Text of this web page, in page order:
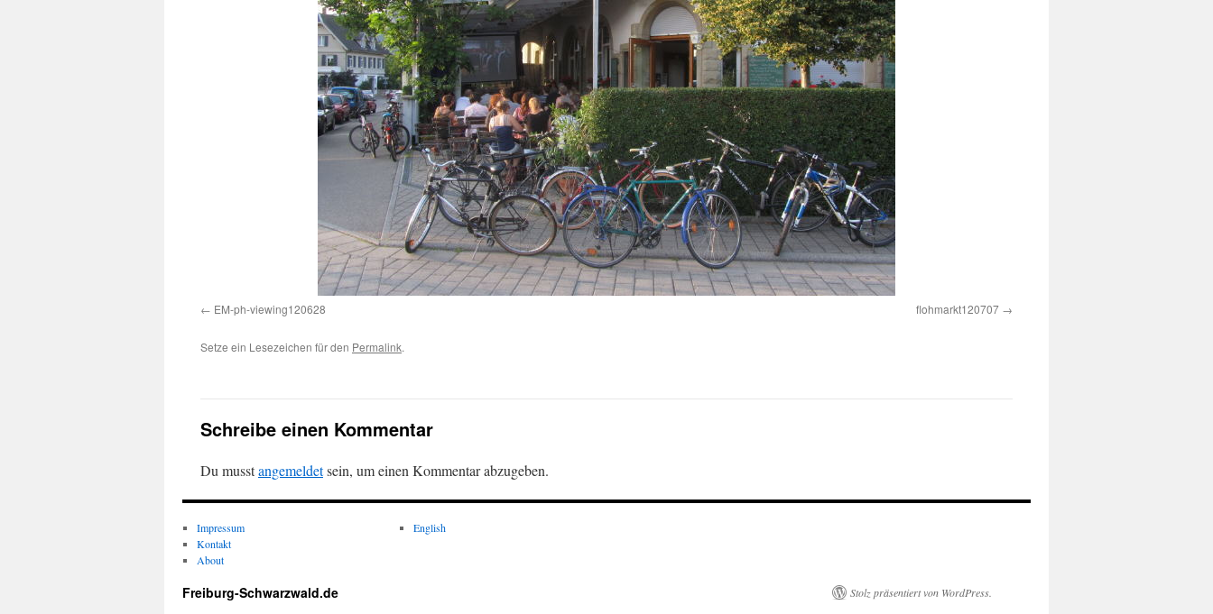
EM-ph-viewing120628 flohmarkt120707
Setze ein Lesezeichen für den Permalink.
Schreibe einen Kommentar
Du musstangemeldetsein, um einen Kommentar abzugeben.
Impressum
Kontakt
About
English
Freiburg-Schwarzwald.de Stolz präsentiert von WordPress.